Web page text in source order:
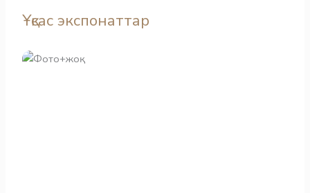
Ұқсас экспонаттар